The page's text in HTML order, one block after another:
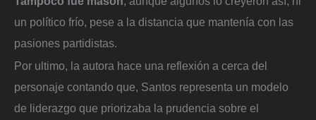
un político frío, pese a la distancia que mantenía con las
pasiones partidistas.
Por ultimo, la autora hace una reflexión a cerca del
personaje contando que, Santos representa un modelo
de liderazgo que priorizaba la prudencia sobre el